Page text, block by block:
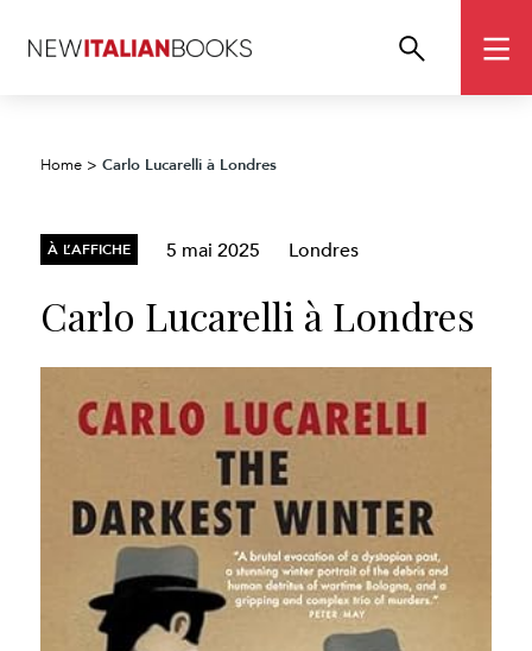
Home >Carlo Lucarelli à Londres
À L’AFFICHE 5 mai 2025 Londres
Carlo Lucarelli à Londres